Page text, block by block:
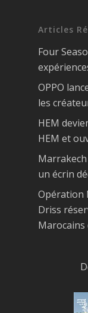
Articles
Four
OPPO
les
HEM
HEM et
un écrin
Opération
Driss
Marocains